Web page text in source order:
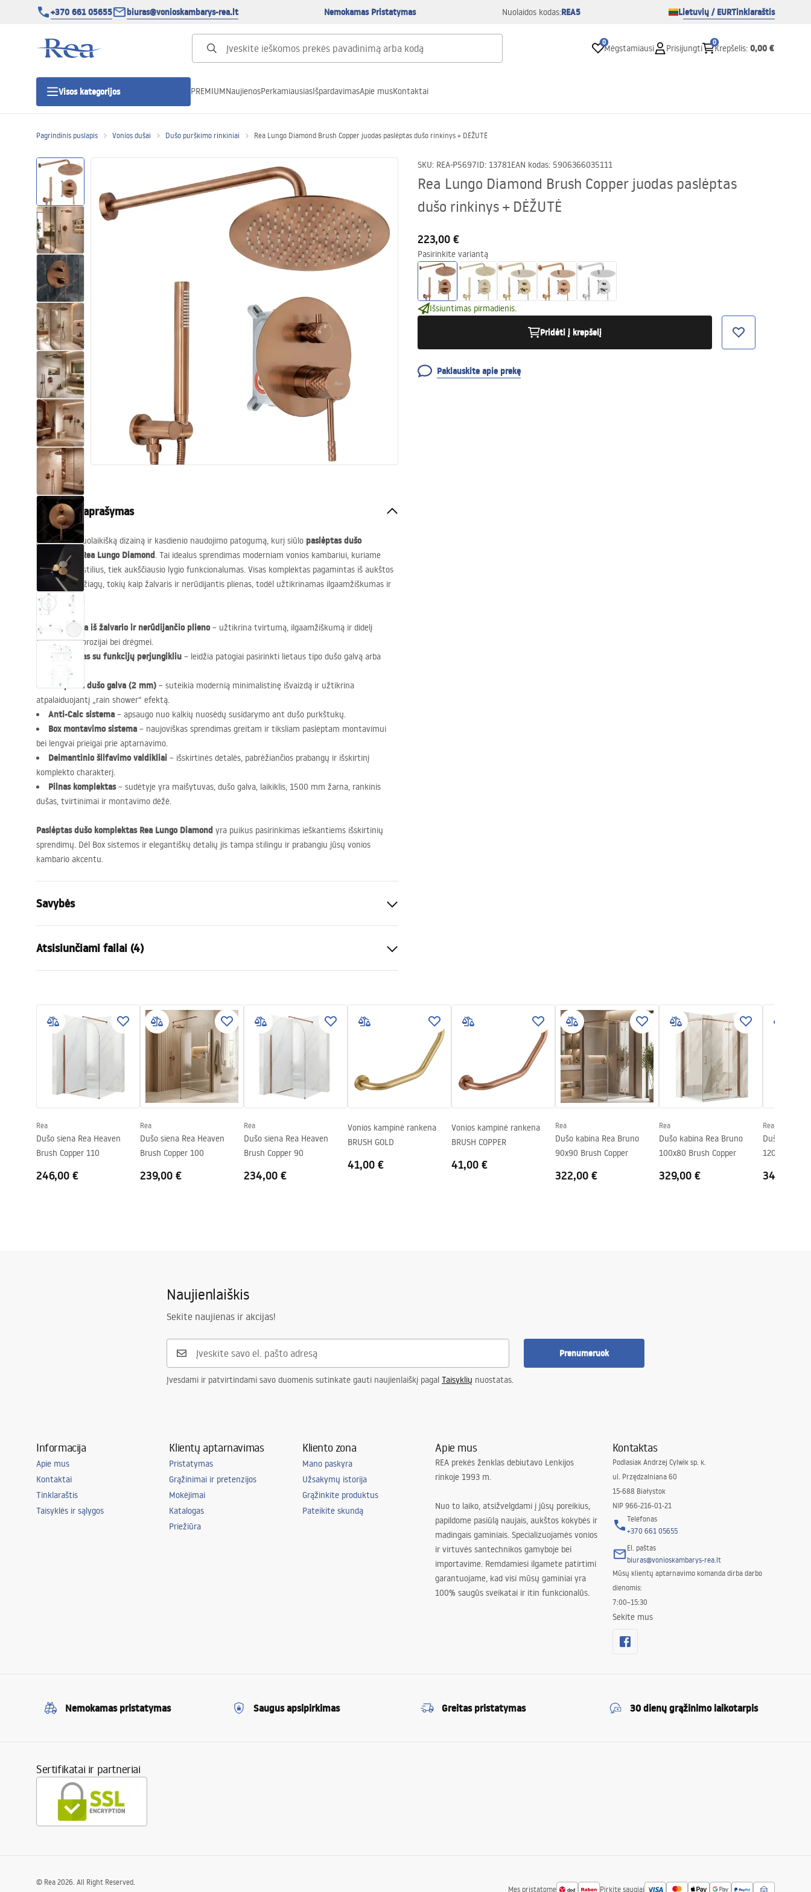
+370 661 05655 biuras@vonioskambarys-rea.lt Nemokamas Pristatymas Nuolaidos kodas:REA5 Lietuvių / EURTinklaraštis
0
Mėgstamiausi Prisijungti
0
Krepšelis: 0,00 €
Visos kategorijos
Dušo durys
Vonios dušo padėklai
Linijiniai dušo kanalai
Tualetai
Praustuvas
Vonios ir ekranai
Vonios maišytuvai
Vonios dušai
Virtuvė
Vonios aksesuarai ir baldai
PREMIUMNaujienosPerkamiausiasIšpardavimasApie musKontaktai
Pagrindinis puslapis Vonios dušai Dušo purškimo rinkiniai Rea Lungo Diamond Brush Copper juodas paslėptas dušo rinkinys + DĖŽUTĖ
SKU: REA-P5697ID: 13781EAN kodas: 5906366035111
Rea Lungo Diamond Brush Copper juodas paslėptas
dušo rinkinys + DĖŽUTĖ
223,00 €
Pasirinkite variantą
Išsiuntimas pirmadienis.
Pridėti į krepšelį
Paklauskite apie prekę
Produkto aprašymas
Įvertinkite šiuolaikišką dizainą ir kasdienio naudojimo patogumą, kurį siūlo paslėptas dušo
komplektas Rea Lungo Diamond. Tai idealus sprendimas moderniam vonios kambariui, kuriame
svarbus tiek stilius, tiek aukščiausio lygio funkcionalumas. Visas komplektas pagamintas iš aukštos
kokybės medžiagų, tokių kaip žalvaris ir nerūdijantis plienas, todėl užtikrinamas ilgaamžiškumas ir
patikimumas.
Pagaminta iš žalvario ir nerūdijančio plieno– užtikrina tvirtumą, ilgaamžiškumą ir didelį
atsparumą korozijai bei drėgmei.
Maišytuvas su funkcijų perjungikliu – leidžia patogiai pasirinkti lietaus tipo dušo galvą arba
rankinį dušą.
Itin plona dušo galva (2 mm) – suteikia modernią minimalistinę išvaizdą ir užtikrina
atpalaiduojantį „rain shower“ efektą.
Anti-Calc sistema – apsaugo nuo kalkių nuosėdų susidarymo ant dušo purkštukų.
Box montavimo sistema – naujoviškas sprendimas greitam ir tiksliam paslėptam montavimui
bei lengvai prieigai prie aptarnavimo.
Deimantinio šlifavimo valdikliai – išskirtinės detalės, pabrėžiančios prabangų ir išskirtinį
komplekto charakterį.
Pilnas komplektas– sudėtyje yra maišytuvas, dušo galva, laikiklis, 1500 mm žarna, rankinis
dušas, tvirtinimai ir montavimo dėžė.
Paslėptas dušo komplektas Rea Lungo Diamond yra puikus pasirinkimas ieškantiems išskirtinių
sprendimų. Dėl Box sistemos ir elegantiškų detalių jis tampa stilingu ir prabangiu jūsų vonios
kambario akcentu.
Savybės
Medžiaga
Baterijos Tipas
Vienos rankenos
Taip
Vonios snapelis
Ne
Taip
Taip
Dengimo technologija
Garantija
24 mėnesių
Atsisiunčiami failai (4)
Safety_Information_Shower_set.p
Warranty_Terms_and_Conditions_
Faucets_-_5.pdf
Surinkimo instrukcija
shower_set.pdf Pielegnacja.pdf
Rea
Dušo siena Rea Heaven
Brush Copper 110
246,00 €
Rea
Dušo siena Rea Heaven
Brush Copper 100
239,00 €
Rea
Dušo siena Rea Heaven
Brush Copper 90
234,00 €
Vonios kampinė rankena
BRUSH GOLD
41,00 €
Vonios kampinė rankena
BRUSH COPPER
41,00 €
Rea
Dušo kabina Rea Bruno
90x90 Brush Copper
322,00 €
Rea
Dušo kabina Rea Bruno
100x80 Brush Copper
329,00 €
Rea
Dušo kabina
120x90
343,00 €
Naujienlaiškis
Sekite naujienas ir akcijas!
Prenumeruok
Įvesdami ir patvirtindami savo duomenis sutinkate gauti naujienlaiškį pagal Taisyklių nuostatas.
Informacija
Apie mus
Kontaktai
Tinklaraštis
Taisyklės ir sąlygos
Klientų aptarnavimas
Pristatymas
Grąžinimai ir pretenzijos
Mokėjimai
Katalogas
Priežiūra
Kliento zona
Mano paskyra
Užsakymų istorija
Grąžinkite produktus
Pateikite skundą
Apie mus
REA prekės ženklas debiutavo Lenkijos
rinkoje 1993 m.
Nuo to laiko, atsižvelgdami į jūsų poreikius,
papildome pasiūlą naujais, aukštos kokybės ir
madingais gaminiais. Specializuojamės vonios
ir virtuvės santechnikos gamyboje bei
importavime. Remdamiesi ilgamete patirtimi
garantuojame, kad visi mūsų gaminiai yra
100% saugūs sveikatai ir itin funkcionalūs.
Kontaktas
Podlasiak Andrzej Cylwik sp. k.
ul. Przędzalniana 60
15-688 Białystok
NIP 966-216-01-21
Telefonas
+370 661 05655
El. paštas
biuras@vonioskambarys-rea.lt
Mūsų klientų aptarnavimo komanda dirba darbo
dienomis:
7:00–15:30
Sekite mus
Nemokamas pristatymas Saugus apsipirkimas Greitas pristatymas 30 dienų grąžinimo laikotarpis
Sertifikatai ir partneriai
Mes pristatome Pirkite saugiai
© Rea 2026. All Right Reserved.